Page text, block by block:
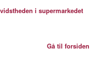
i supermarkedet
Gå til forsiden